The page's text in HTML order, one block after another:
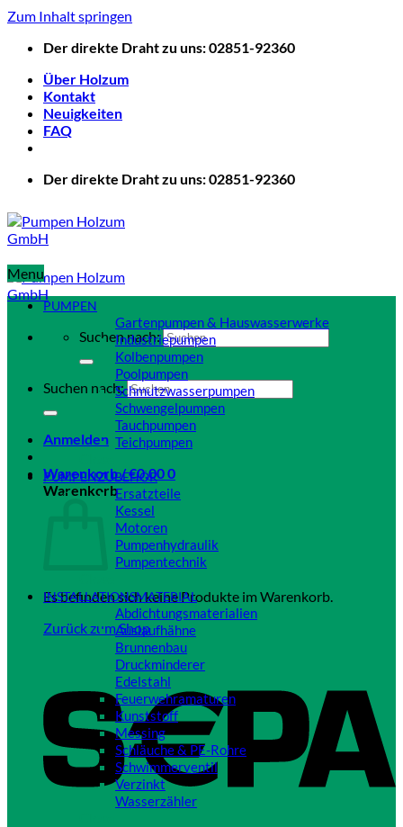
Zum Inhalt springen
Der direkte Draht zu uns: 02851-92360
Über Holzum
Kontakt
Neuigkeiten
FAQ
Der direkte Draht zu uns: 02851-92360
Suchen nach:
Suchen nach:
Anmelden
Warenkorb /€0,000
Warenkorb
Es befinden sich keine Produkte im Warenkorb.
Zurück zum Shop
Menu
PUMPEN
Gartenpumpen & Hauswasserwerke
Industriepumpen
Kolbenpumpen
Poolpumpen
Schmutzwasserpumpen
Schwengelpumpen
Tauchpumpen
Teichpumpen
PUMPENZUBEHÖR
Ersatzteile
Kessel
Motoren
Pumpenhydraulik
Pumpentechnik
INSTALLATIONSMATERIAL
Abdichtungsmaterialien
Auslaufhähne
Brunnenbau
Druckminderer
Edelstahl
Feuerwehramaturen
Kunststoff
Messing
Schläuche & PE-Rohre
Schwimmerventil
Verzinkt
Wasserzähler